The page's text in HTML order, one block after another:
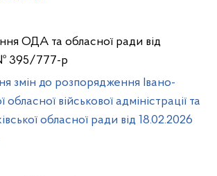
ОДА та обласної ради від
395/777-р
змін до розпорядження Івано-
обласної військової адміністрації та
обласної ради від 18.02.2026